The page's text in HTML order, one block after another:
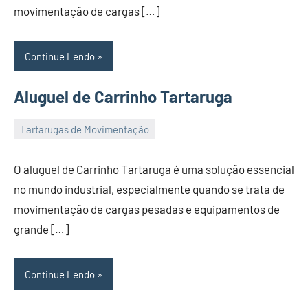
movimentação de cargas […]
Continue Lendo
Aluguel de Carrinho Tartaruga
Tartarugas de Movimentação
November
de
2023
Administrador
O aluguel de Carrinho Tartaruga é uma solução essencial
no mundo industrial, especialmente quando se trata de
movimentação de cargas pesadas e equipamentos de
grande […]
Continue Lendo